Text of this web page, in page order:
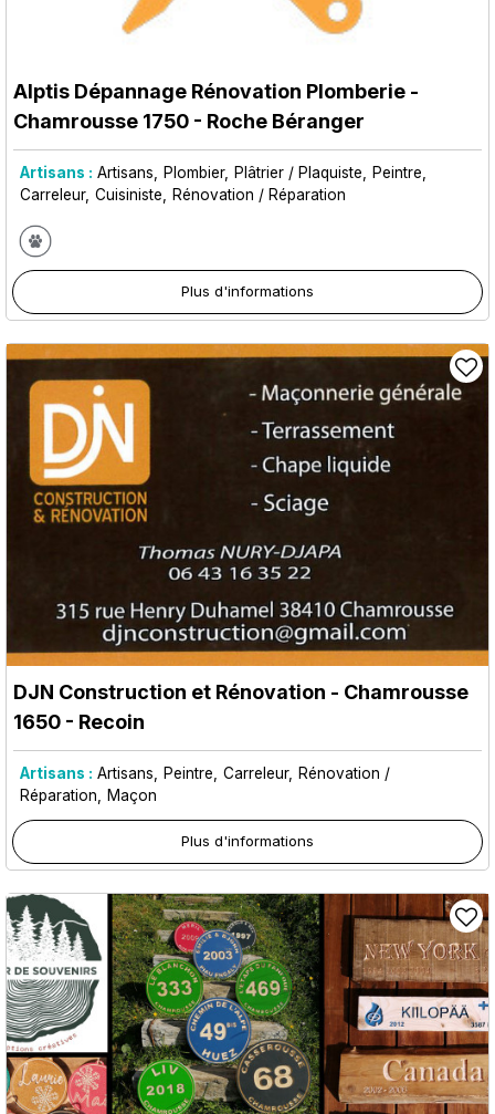
Alptis Dépannage Rénovation Plomberie -
Chamrousse 1750 - Roche Béranger
Artisans : Artisans Plombier Plâtrier / Plaquiste
Peintre
Carreleur Cuisiniste Rénovation / Réparation
Plus d'informations
DJN Construction et Rénovation - Chamrousse
1650 - Recoin
Artisans : Artisans Peintre Carreleur
Rénovation /
Réparation
Maçon
Plus d'informations